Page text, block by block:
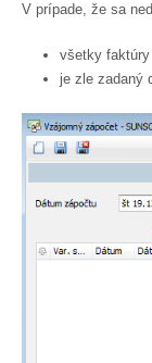
V prípade, že sa
všetky
je zle zadaný